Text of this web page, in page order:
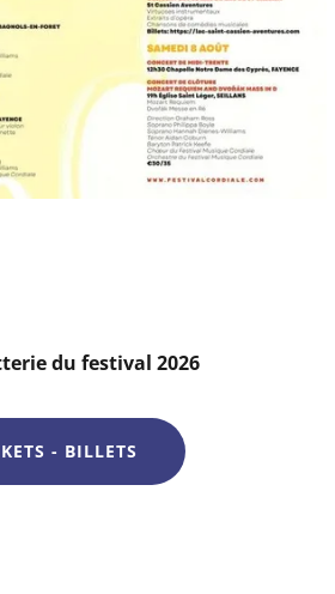
du festival 2026
- BILLETS